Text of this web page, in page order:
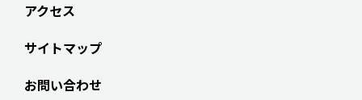
アクセス
サイトマップ
お問い合わせ